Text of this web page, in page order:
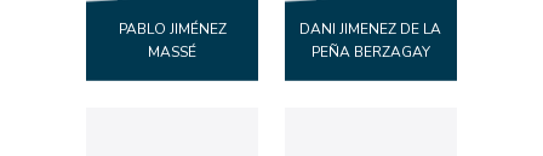
PABLO JIMÉNEZ
MASSÉ
DANI JIMENEZ DE LA
PEÑA BERZAGAY